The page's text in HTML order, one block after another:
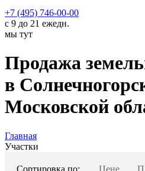
+7 (495) 746-00-00
с 9 до 21 ежедн.
мы тут
Продажа
в
Московской
Главная
Участки
Сортировка по: Цене